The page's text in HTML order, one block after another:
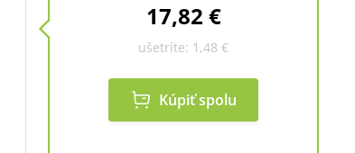
17,82 €
ušetríte: 1,48 €
Kúpiť spolu